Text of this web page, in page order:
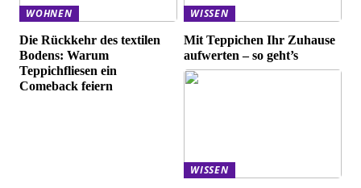
WOHNEN
Die Rückkehr des textilen
Bodens: Warum
Teppichfliesen ein
Comeback feiern
WISSEN
Mit Teppichen Ihr Zuhause
aufwerten – so geht’s
WISSEN